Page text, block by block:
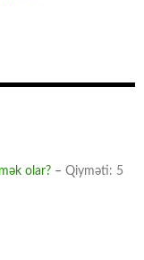
olar? – Qiyməti: 5